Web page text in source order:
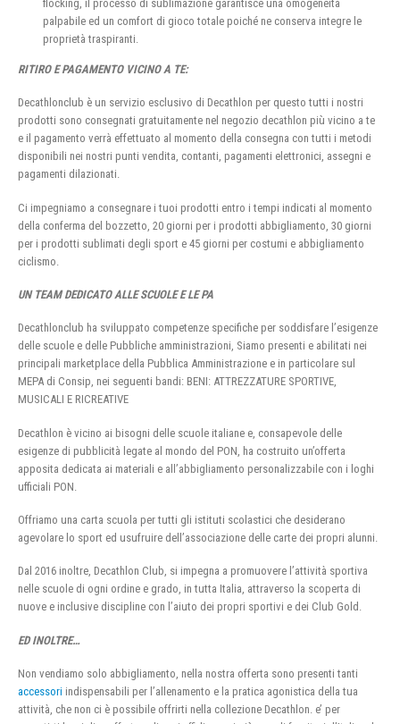
flocking, il processo di sublimazione garantisce una omogeneità
palpabile ed un comfort di gioco totale poiché ne conserva integre le
proprietà traspiranti.
RITIRO E PAGAMENTO VICINO A TE:
Decathlonclub è un servizio esclusivo di Decathlon per questo tutti i nostri
prodotti sono consegnati gratuitamente nel negozio decathlon più vicino a te
e il pagamento verrà effettuato al momento della consegna con tutti i metodi
disponibili nei nostri punti vendita, contanti, pagamenti elettronici, assegni e
pagamenti dilazionati.
Ci impegniamo a consegnare i tuoi prodotti entro i tempi indicati al momento
della conferma del bozzetto, 20 giorni per i prodotti abbigliamento, 30 giorni
per i prodotti sublimati degli sport e 45 giorni per costumi e abbigliamento
ciclismo.
UN TEAM DEDICATO ALLE SCUOLE E LE PA
Decathlonclub ha sviluppato competenze specifiche per soddisfare l’esigenze
delle scuole e delle Pubbliche amministrazioni, Siamo presenti e abilitati nei
principali marketplace della Pubblica Amministrazione e in particolare sul
MEPA di Consip, nei seguenti bandi: BENI: ATTREZZATURE SPORTIVE,
MUSICALI E RICREATIVE
Decathlon è vicino ai bisogni delle scuole italiane e, consapevole delle
esigenze di pubblicità legate al mondo del PON, ha costruito un’offerta
apposita dedicata ai materiali e all’abbigliamento personalizzabile con i loghi
ufficiali PON.
Offriamo una carta scuola per tutti gli istituti scolastici che desiderano
agevolare lo sport ed usufruire dell’associazione delle carte dei propri alunni.
Dal 2016 inoltre, Decathlon Club, si impegna a promuovere l’attività sportiva
nelle scuole di ogni ordine e grado, in tutta Italia, attraverso la scoperta di
nuove e inclusive discipline con l’aiuto dei propri sportivi e dei Club Gold.
ED INOLTRE…
Non vendiamo solo abbigliamento, nella nostra offerta sono presenti tanti
accessori indispensabili per l’allenamento e la pratica agonistica della tua
attività, che non ci è possibile offrirti nella collezione Decathlon. e’ per